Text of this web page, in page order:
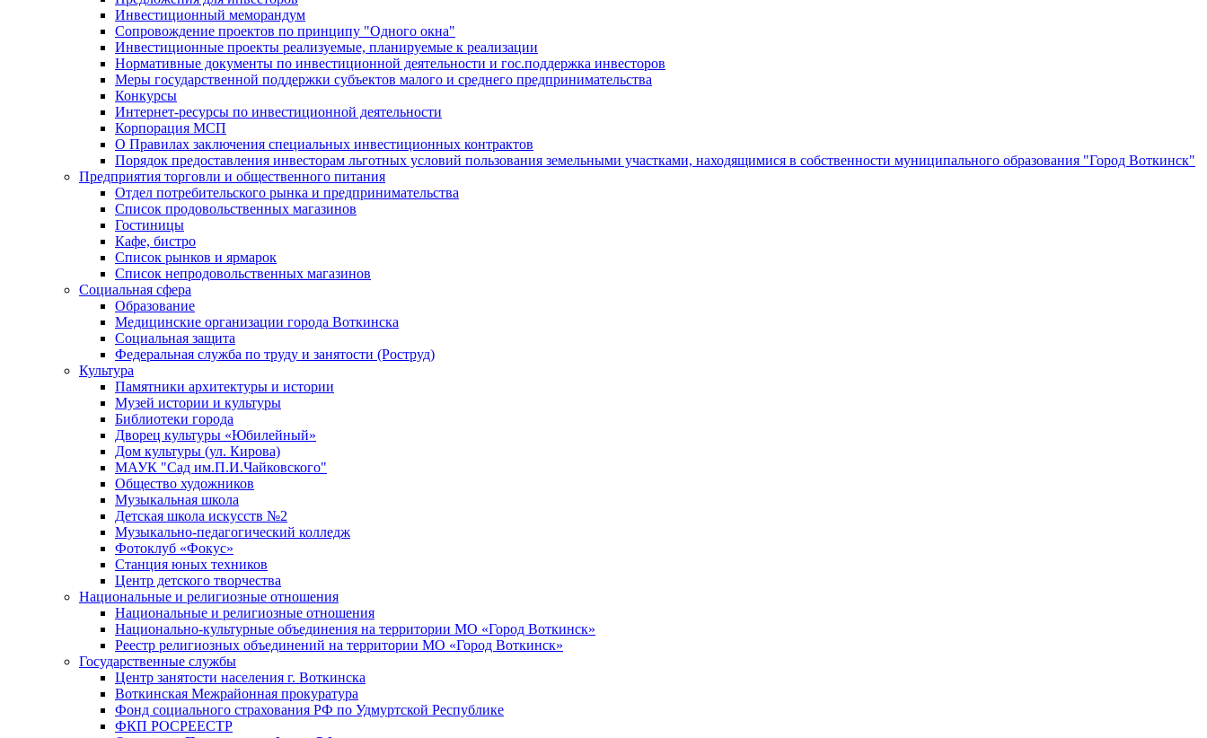
Инвестиционный меморандум
Сопровождение проектов по принципу "Oдного окна"
Инвестиционные проекты реализуемые, планируемые к реализации
Нормативные документы по инвестиционной деятельности и гос.поддержка инвесторов
Меры государственной поддержки субъектов малого и среднего предпринимательства
Конкурсы
Интернет-ресурсы по инвестиционной деятельности
Корпорация МСП
О Правилах заключения специальных инвестиционных контрактов
Порядок предоставления инвесторам льготных условий пользования земельными участками, находящимися в собственности муниципального образования "Город Воткинск"
Предприятия торговли и общественного питания
Отдел потребительского рынка и предпринимательства
Список продовольственных магазинов
Гостиницы
Кафе, бистро
Cписок рынков и ярмарок
Список непродовольственных магазинов
Социальная сфера
Образование
Медицинские организации города Воткинска
Социальная защита
Федеральная служба по труду и занятости (Роструд)
Культура
Памятники архитектуры и истории
Музей истории и культуры
Библиотеки города
Дворец культуры «Юбилейный»
Дом культуры (ул. Кирова)
МАУК "Сад им.П.И.Чайковского"
Общество художников
Музыкальная школа
Детская школа искусств №2
Музыкально-педагогический колледж
Фотоклуб «Фокус»
Станция юных техников
Центр детского творчества
Национальные и религиозные отношения
Национальные и религиозные отношения
Национально-культурные объединения на территории МО «Город Воткинск»
Реестр религиозных объединений на территории МО «Город Воткинск»
Государственные службы
Центр занятости населения г. Воткинска
Воткинская Межрайонная прокуратура
Фонд социального страхования РФ по Удмуртской Республике
ФКП РОСРЕЕСТР